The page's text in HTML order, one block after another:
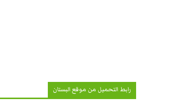
رابط التحميل من موقع البستان